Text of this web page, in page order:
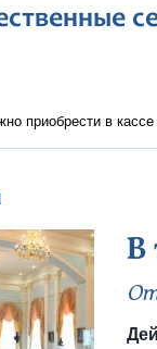
приобрести в
В